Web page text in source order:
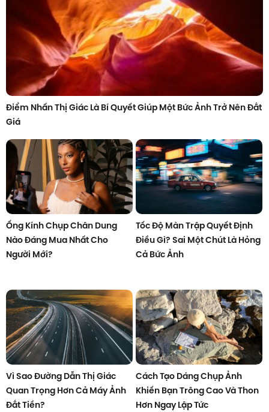
Điểm Nhấn Thị Giác Là Bí Quyết Giúp Một Bức Ảnh Trở Nên Đắt
Giá
Ống Kính Chụp Chân Dung
Nào Đáng Mua Nhất Cho
Người Mới?
Tốc Độ Màn Trập Quyết Định
Điều Gì? Sai Một Chút Là Hỏng
Cả Bức Ảnh
Vì Sao Đường Dẫn Thị Giác
Quan Trọng Hơn Cả Máy Ảnh
Đắt Tiền?
Cách Tạo Dáng Chụp Ảnh
Khiến Bạn Trông Cao Và Thon
Hơn Ngay Lập Tức